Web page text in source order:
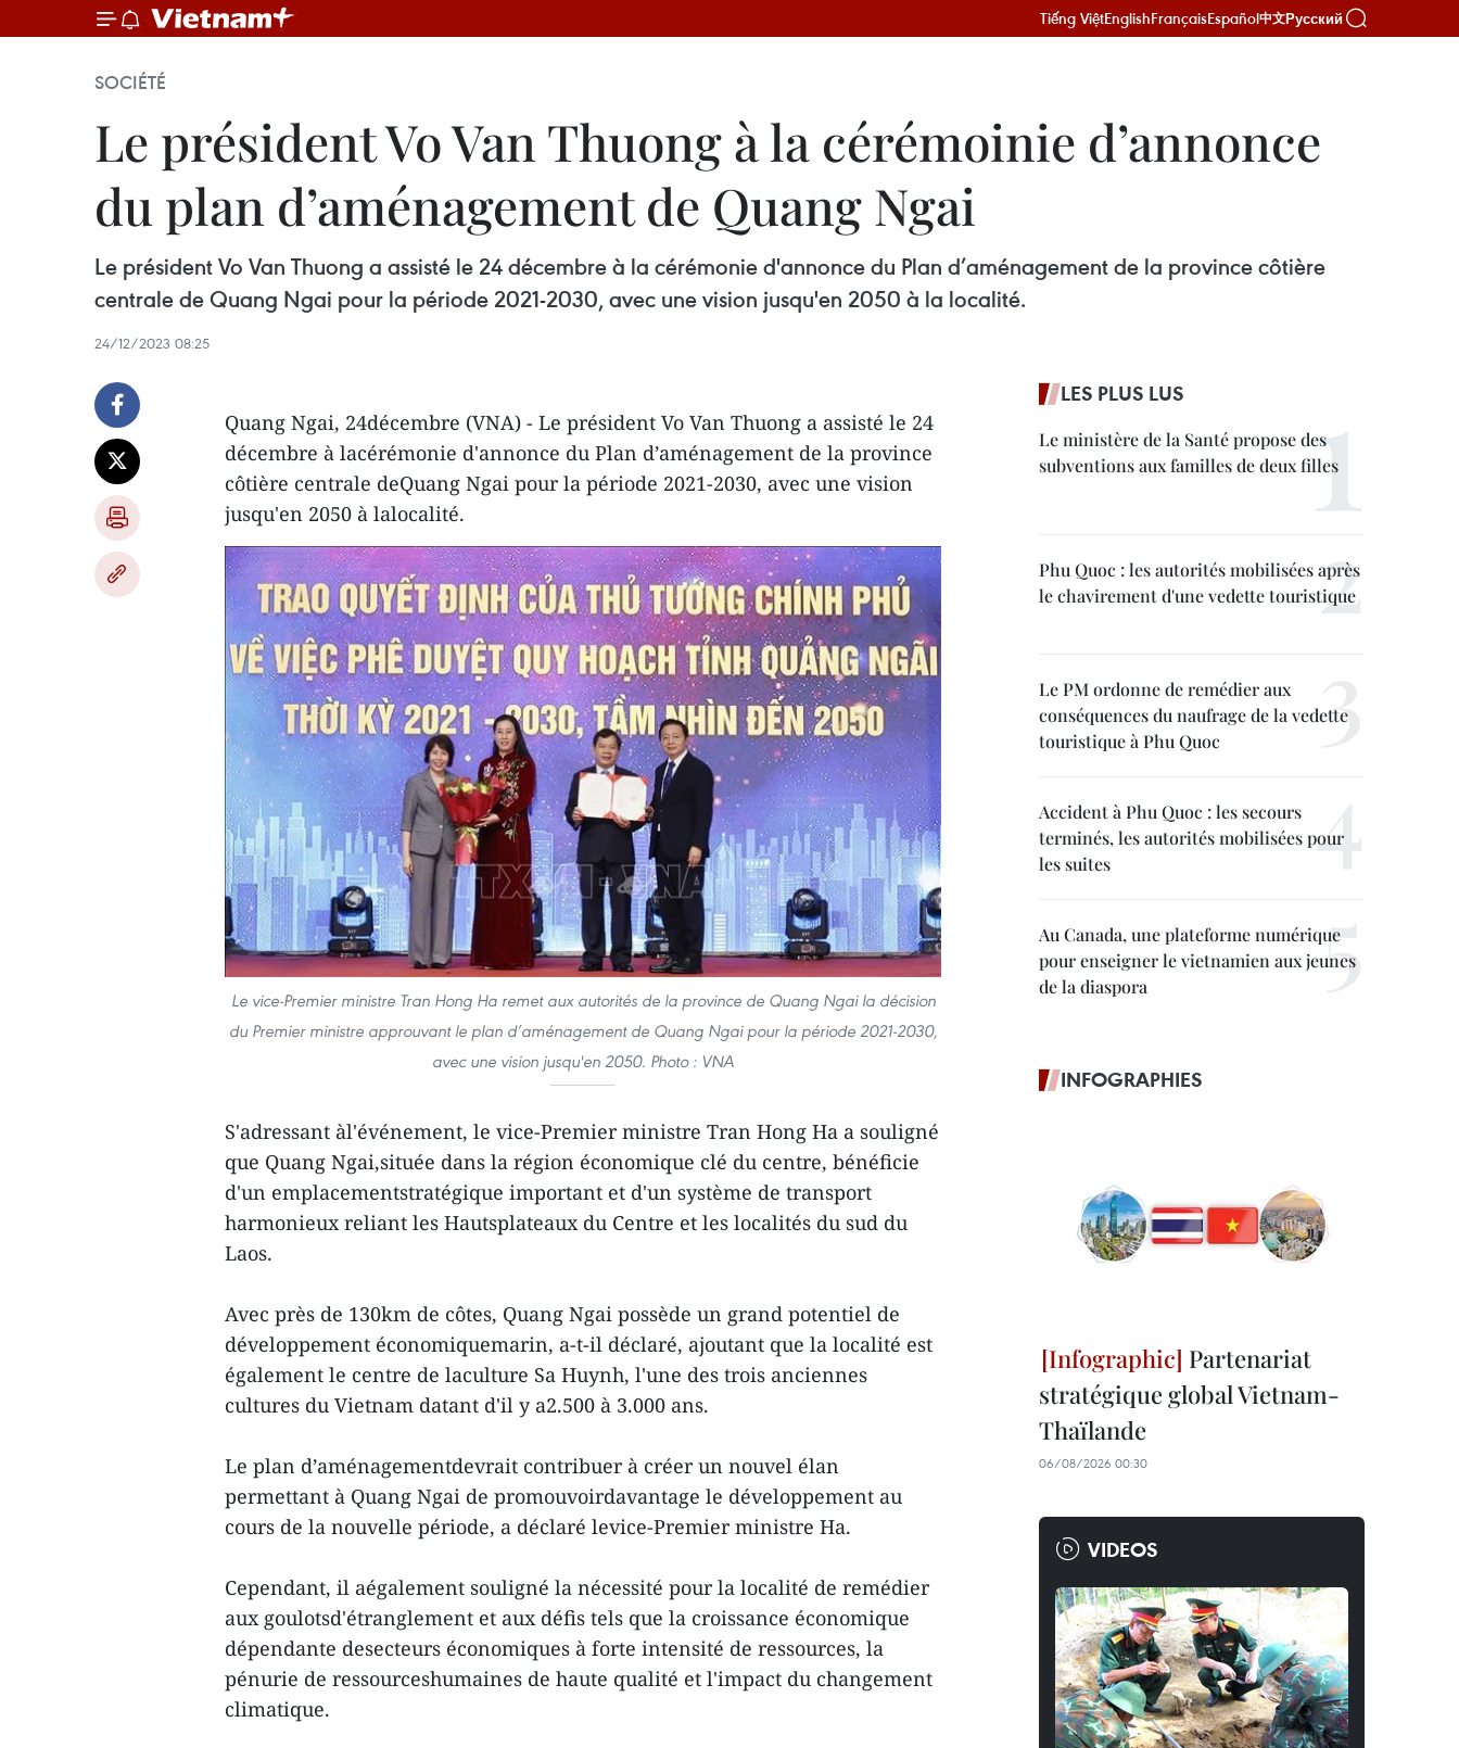
Tiếng ViệtEnglishFrançaisEspañol中文Русский
SOCIÉTÉ
Le président Vo Van Thuong à la cérémoinie d’annonce
du plan d’aménagement de Quang Ngai
Le président Vo Van Thuong a assisté le 24 décembre à la cérémonie d'annonce du Plan d’aménagement de la province côtière
centrale de Quang Ngai pour la période 2021-2030, avec une vision jusqu'en 2050 à la localité.
24/12/2023 08:25
Quang Ngai, 24décembre (VNA) - Le président Vo Van Thuong a assisté le 24
décembre à lacérémonie d'annonce du Plan d’aménagement de la province
côtière centrale deQuang Ngai pour la période 2021-2030, avec une vision
jusqu'en 2050 à lalocalité.
Le vice-Premier ministre Tran Hong Ha remet aux autorités de la province de Quang Ngai la décision
du Premier ministre approuvant le plan d’aménagement de Quang Ngai pour la période 2021-2030,
avec une vision jusqu'en 2050. Photo : VNA
S'adressant àl'événement, le vice-Premier ministre Tran Hong Ha a souligné
que Quang Ngai,située dans la région économique clé du centre, bénéficie
d'un emplacementstratégique important et d'un système de transport
harmonieux reliant les Hautsplateaux du Centre et les localités du sud du
Laos.
Avec près de 130km de côtes, Quang Ngai possède un grand potentiel de
développement économiquemarin, a-t-il déclaré, ajoutant que la localité est
également le centre de laculture Sa Huynh, l'une des trois anciennes
cultures du Vietnam datant d'il y a2.500 à 3.000 ans.
Le plan d’aménagementdevrait contribuer à créer un nouvel élan
permettant à Quang Ngai de promouvoirdavantage le développement au
cours de la nouvelle période, a déclaré levice-Premier ministre Ha.
Cependant, il aégalement souligné la nécessité pour la localité de remédier
aux goulotsd'étranglement et aux défis tels que la croissance économique
dépendante desecteurs économiques à forte intensité de ressources, la
pénurie de ressourceshumaines de haute qualité et l'impact du changement
climatique.
LES PLUS LUS
Le ministère de la Santé propose des
subventions aux familles de deux filles
Phu Quoc : les autorités mobilisées après
le chavirement d'une vedette touristique
Le PM ordonne de remédier aux
conséquences du naufrage de la vedette
touristique à Phu Quoc
Accident à Phu Quoc : les secours
terminés, les autorités mobilisées pour
les suites
Au Canada, une plateforme numérique
pour enseigner le vietnamien aux jeunes
de la diaspora
INFOGRAPHIES
Partenariat
stratégique global Vietnam-
Thaïlande
06/08/2026 00:30
VIDEOS